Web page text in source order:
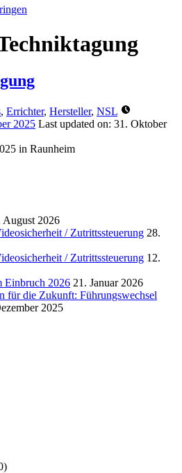
, Errichter, Hersteller, NSL
2025 Last updated on: 31. Oktober
in Raunheim
August 2026
/ Zutrittssteuerung 28.
/ Zutrittssteuerung 12.
Einbruch 2026 21. Januar 2026
für die Zukunft: Führungswechsel
2025